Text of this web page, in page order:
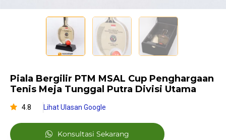
Piala Bergilir PTM MSAL Cup Penghargaan
Tenis Meja Tunggal Putra Divisi Utama
4.8 Lihat Ulasan Google
Konsultasi Sekarang